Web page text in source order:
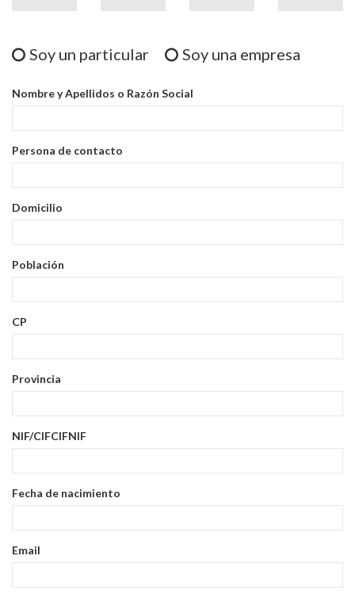
Soy un particular Soy una empresa
Nombre y Apellidos o Razón Social
Persona de contacto
Domicilio
Población
CP
Provincia
NIF/CIFCIFNIF
Fecha de nacimiento
Email